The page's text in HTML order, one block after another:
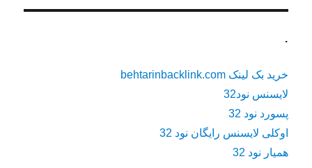
.
خرید بک لینک behtarinbacklink.com
لایسنس نود32
پسورد نود 32
اوکلی لایسنس رایگان نود 32
همیار نود 32